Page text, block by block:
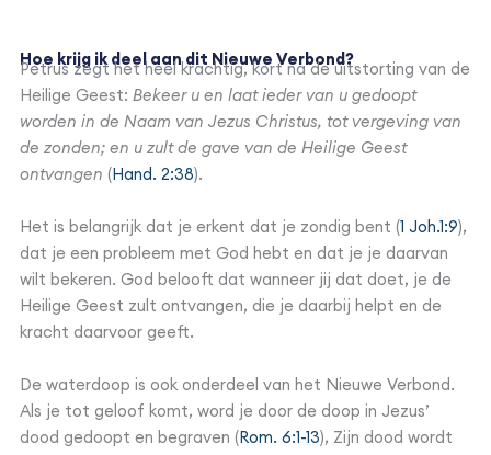
Hoe krijg ik deel aan dit Nieuwe Verbond?
Petrus zegt het heel krachtig, kort na de uitstorting van de
Heilige Geest: Bekeer u en laat ieder van u gedoopt
worden in de Naam van Jezus Christus, tot vergeving van
de zonden; en u zult de gave van de Heilige Geest
ontvangen (Hand. 2:38).
Het is belangrijk dat je erkent dat je zondig bent (1 Joh.1:9),
dat je een probleem met God hebt en dat je je daarvan
wilt bekeren. God belooft dat wanneer jij dat doet, je de
Heilige Geest zult ontvangen, die je daarbij helpt en de
kracht daarvoor geeft.
De waterdoop is ook onderdeel van het Nieuwe Verbond.
Als je tot geloof komt, word je door de doop in Jezus’
dood gedoopt en begraven (Rom. 6:1-13), Zijn dood wordt